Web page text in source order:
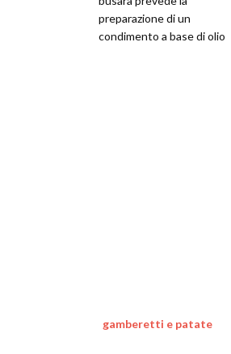
preparazione di un
condimento a base di olio
gamberetti e patate